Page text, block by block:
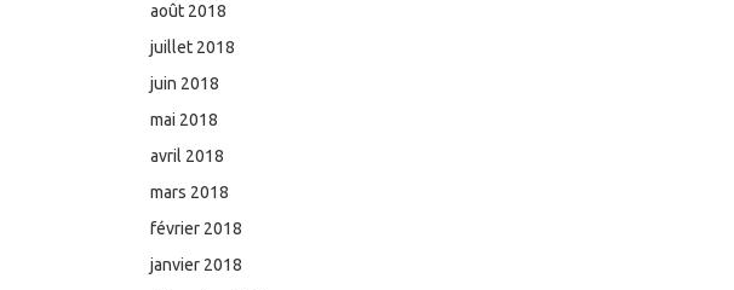
août 2018
juillet 2018
juin 2018
mai 2018
avril 2018
mars 2018
février 2018
janvier 2018